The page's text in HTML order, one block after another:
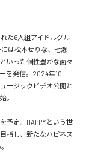
た6人組アイドルグル
には松本せりな、七瀬
いった個性豊かな面々
を発信。2024年10
ージックビデオ公開と
。
予定。HAPPYという世
指し、新たなハピネス